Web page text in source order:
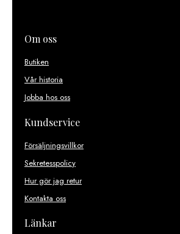
Om oss
Butiken
Vår historia
Jobba hos oss
Kundservice
Försäljningsvillkor
Sekretesspolicy
Hur gör jag retur
Kontakta oss
Länkar